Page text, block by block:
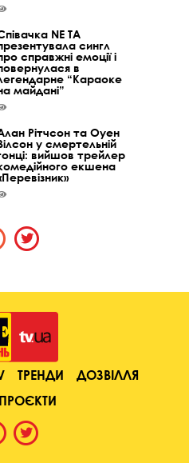
NE TA
сингл
справжні емоції і
в
“Караоке
майдані”
Рітчсон та Оуен
у смертельній
вийшов трейлер
екшена
ТРЕНДИ
ДОЗВІЛЛЯ